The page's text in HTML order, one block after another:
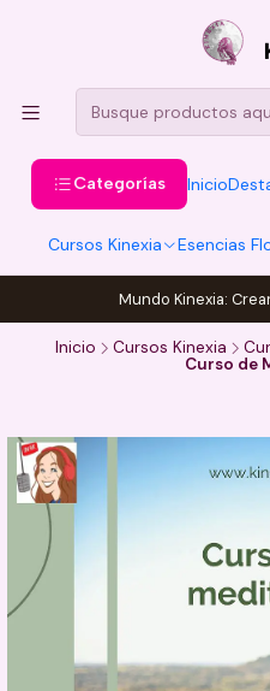
Categorías Inicio
Cursos Kinexia Esencias
Mundo Kinexia:
Inicio Cursos Kinexia
Curso de